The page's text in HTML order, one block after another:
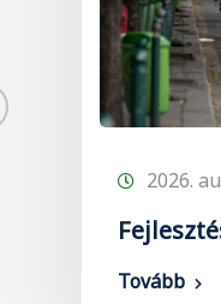
2026.
Tovább